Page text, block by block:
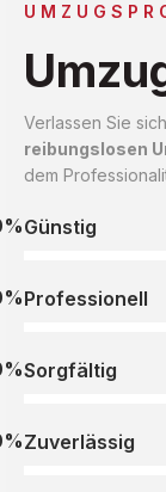
Verlassen Sie
reibungslosen
dem
Günstig
Professionell
Sorgfältig
Zuverlässig